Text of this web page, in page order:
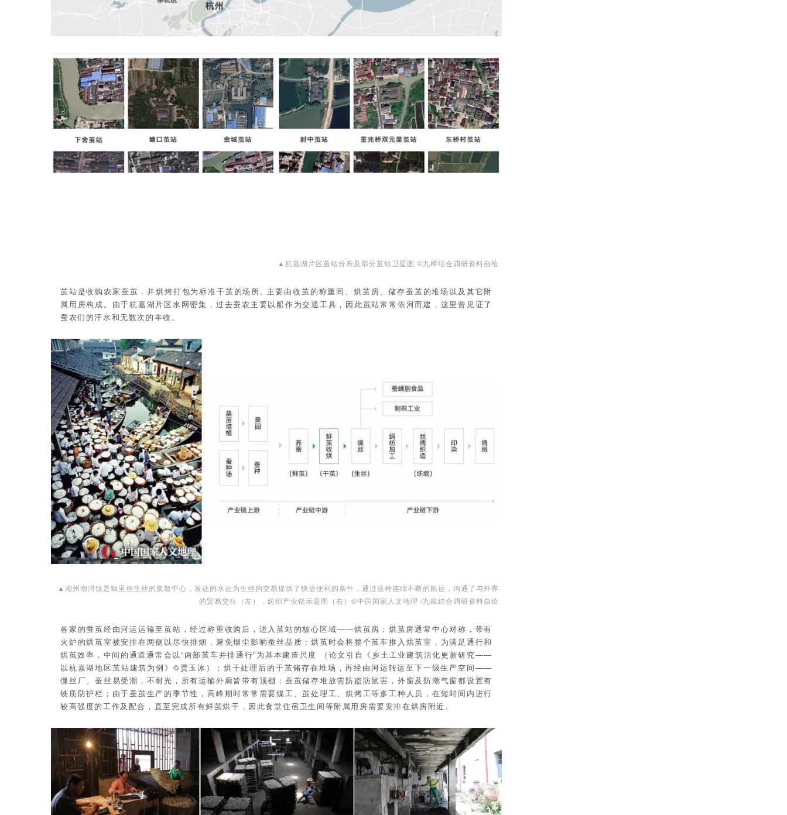
▲杭嘉湖片区茧站分布及部分茧站卫星图 ©九樟结合调研资料自绘
茧站是收购农家蚕茧，并烘烤打包为标准干茧的场所, 主要由收茧的称重间、烘茧房、储存蚕茧的堆场以及其它附
属用房构成。由于杭嘉湖片区水网密集，过去蚕农主要以船作为交通工具，因此茧站常常依河而建，这里曾见证了
蚕农们的汗水和无数次的丰收。
▲湖州南浔镇是辑里丝生丝的集散中心，发达的水运为生丝的交易提供了快捷便利的条件，通过这种连绵不断的船运，沟通了与外界
的贸易交往（左），纺织产业链示意图（右）©中国国家人文地理 /九樟结合调研资料自绘
各家的蚕茧经由河运运输至茧站，经过称重收购后，进入茧站的核心区域——烘茧房；烘茧房通常中心对称，带有
火炉的烘茧室被安排在两侧以尽快排烟，避免烟尘影响蚕丝品质；烘茧时会将整个茧车推入烘茧室，为满足通行和
烘茧效率，中间的通道通常会以“两部茧车并排通行”为基本建造尺度 （论文引自《乡土工业建筑活化更新研究——
以杭嘉湖地区茧站建筑为例》©贾玉冰）；烘干处理后的干茧储存在堆场，再经由河运转运至下一级生产空间——
缫丝厂。蚕丝易受潮，不耐光，所有运输外廊皆带有顶棚；蚕茧储存堆放需防盗防鼠害，外窗及防潮气窗都设置有
铁质防护栏；由于蚕茧生产的季节性，高峰期时常常需要煤工、茧处理工、烘烤工等多工种人员，在短时间内进行
较高强度的工作及配合，直至完成所有鲜茧烘干，因此食堂住宿卫生间等附属用房需要安排在烘房附近。